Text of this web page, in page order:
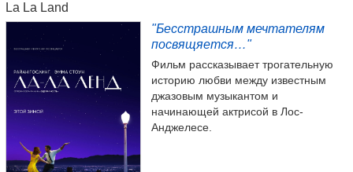
La La Land
"Бесстрашным мечтателям
посвящяется…"
Фильм рассказывает трогательную
историю любви между известным
джазовым музыкантом и
начинающей актрисой в Лос-
Анджелесе.